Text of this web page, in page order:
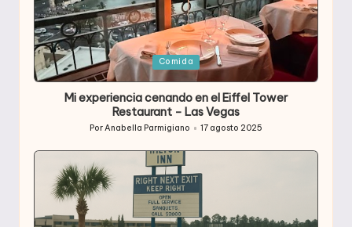
Publicada
en
Comida
Mi experiencia cenando en el Eiffel Tower
Restaurant – Las Vegas
Publicado
por
PorAnabella Parmigiano 17 agosto 2025